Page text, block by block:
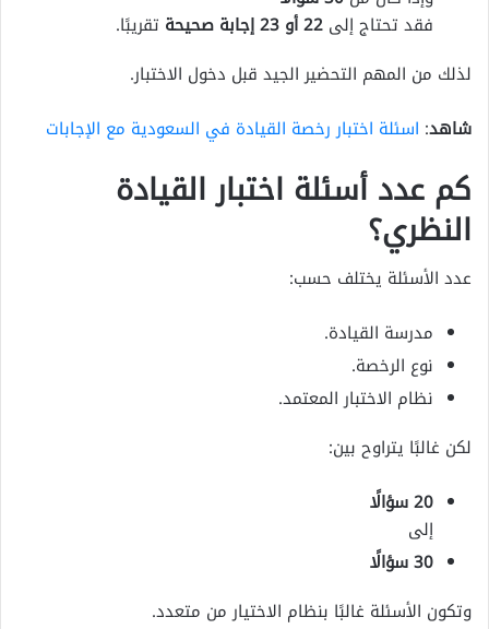
فقد تحتاج إلى 22 أو 23 إجابة صحيحة
تقريبًا.
لذلك من المهم التحضير الجيد قبل دخول الاختبار.
شاهد: اسئلة اختبار رخصة القيادة في السعودية مع الإجابات
كم عدد أسئلة اختبار القيادة
النظري؟
عدد الأسئلة يختلف حسب:
مدرسة القيادة.
نوع الرخصة.
نظام الاختبار المعتمد.
لكن غالبًا يتراوح بين:
20 سؤالًا
إلى
30 سؤالًا
وتكون الأسئلة غالبًا بنظام الاختيار من متعدد.